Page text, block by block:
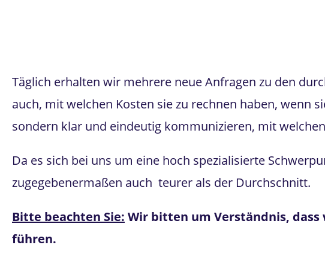
Täglich erhalten wir mehrere neue Anfragen zu den
auch, mit welchen Kosten sie zu rechnen haben, wenn
sondern klar und eindeutig kommunizieren, mit
Da es sich bei uns um eine hoch spezialisierte
zugegebenermaßen auch teurer als der Durchschnitt.
Bitte beachten Sie: Wir bitten um Verständnis, dass
führen.